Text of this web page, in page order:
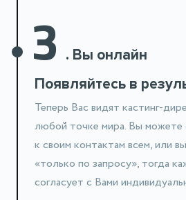
3 . Вы онлайн
Появляйтесь в
Теперь Вас видят кастинг-
любой точке мира. Вы
к своим контактам всем, или
«только по запросу», тогда
согласует с Вами